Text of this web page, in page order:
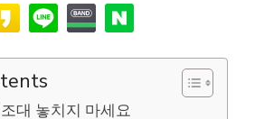
대 놓치지 마세요